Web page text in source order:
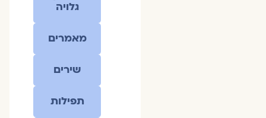
גלויה
מאמרים
שירים
תפילות